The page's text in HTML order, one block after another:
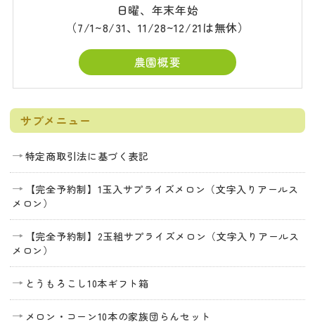
日曜、年末年始
（7/1~8/31、11/28~12/21は無休）
農園概要
サブメニュー
特定商取引法に基づく表記
【完全予約制】1玉入サプライズメロン（文字入りアールス
メロン）
【完全予約制】2玉組サプライズメロン（文字入りアールス
メロン）
とうもろこし10本ギフト箱
メロン・コーン10本の家族団らんセット